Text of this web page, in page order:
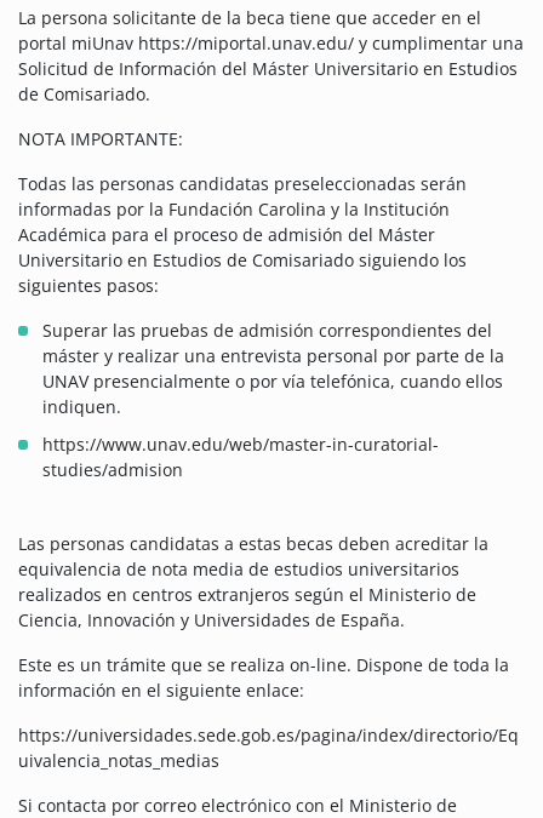
La persona solicitante de la beca tiene que acceder en el
portal miUnav https://miportal.unav.edu/ y cumplimentar una
Solicitud de Información del Máster Universitario en Estudios
de Comisariado.
NOTA IMPORTANTE:
Todas las personas candidatas preseleccionadas serán
informadas por la Fundación Carolina y la Institución
Académica para el proceso de admisión del Máster
Universitario en Estudios de Comisariado siguiendo los
siguientes pasos:
Superar las pruebas de admisión correspondientes del
máster y realizar una entrevista personal por parte de la
UNAV presencialmente o por vía telefónica, cuando ellos
indiquen.
https://www.unav.edu/web/master-in-curatorial-
studies/admision
Las personas candidatas a estas becas deben acreditar la
equivalencia de nota media de estudios universitarios
realizados en centros extranjeros según el Ministerio de
Ciencia, Innovación y Universidades de España.
Este es un trámite que se realiza on-line. Dispone de toda la
información en el siguiente enlace:
https://universidades.sede.gob.es/pagina/index/directorio/Eq
uivalencia_notas_medias
Si contacta por correo electrónico con el Ministerio de